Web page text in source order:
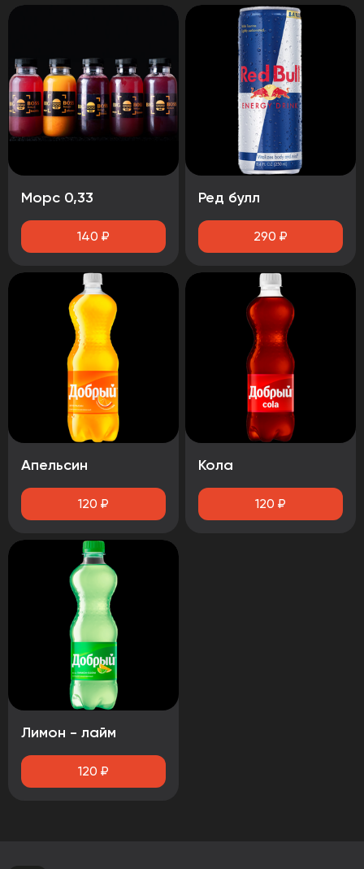
Морс 0,33
140 ₽
Ред булл
290 ₽
Апельсин
120 ₽
Кола
120 ₽
Лимон - лайм
120 ₽